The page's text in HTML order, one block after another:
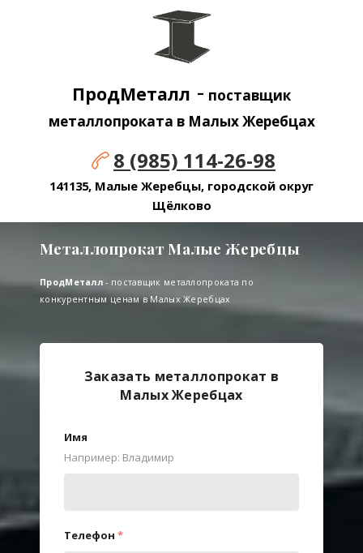
ПродМеталл - поставщик
металлопроката в Малых Жеребцах
8 (985) 114-26-98
141135, Малые Жеребцы, городской округ
Щёлково
Металлопрокат Малые Жеребцы
ПродМеталл - поставщик металлопроката по
конкурентным ценам в Малых Жеребцах
Заказать металлопрокат в
Малых Жеребцах
Имя
Например: Владимир
Телефон *